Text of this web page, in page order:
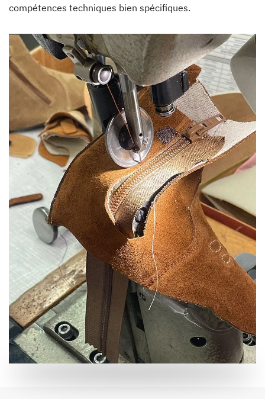
compétences techniques bien spécifiques.